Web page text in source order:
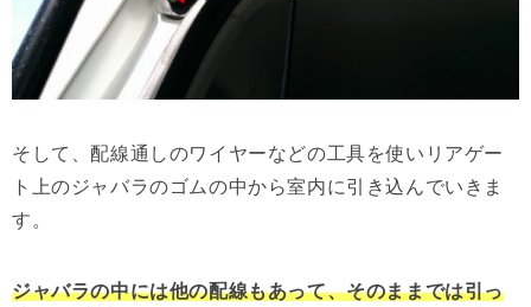
そして、配線通しのワイヤーなどの工具を使いリアゲー
ト上のジャバラのゴムの中から室内に引き込んでいきま
す。
ジャバラの中には他の配線もあって、そのままでは引っ